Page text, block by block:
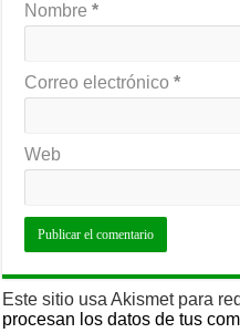
Nombre*
Correo electrónico*
Web
Este sitio usa Akismet para
procesan los datos de tus